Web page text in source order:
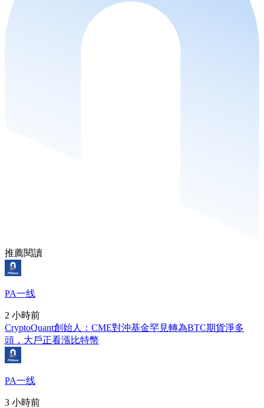
推薦閱讀
PA一线
2 小時前
CryptoQuant創始人：CME對沖基金罕見轉為BTC期貨淨多
頭，大戶正看漲比特幣
PA一线
3 小時前